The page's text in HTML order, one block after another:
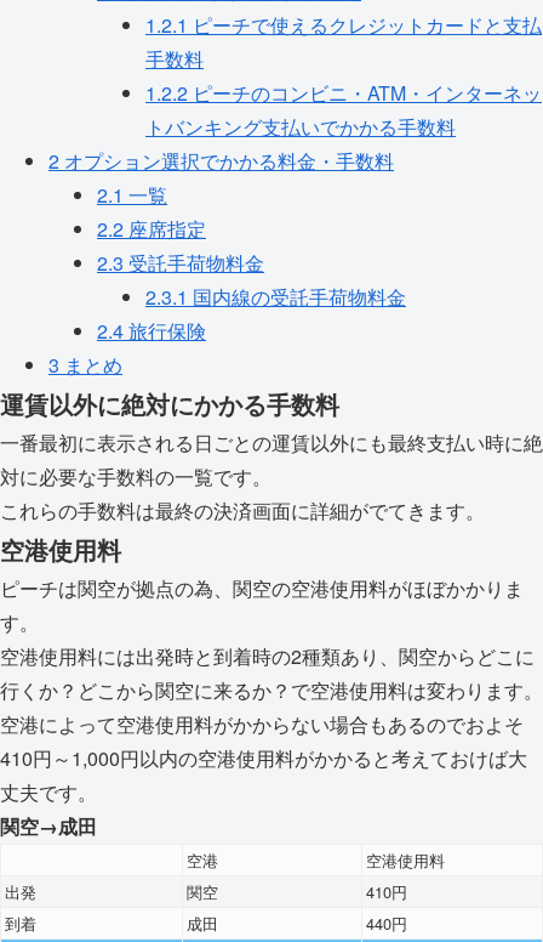
1.2.1 ピーチで使えるクレジットカードと支払
手数料
1.2.2 ピーチのコンビニ・ATM・インターネッ
トバンキング支払いでかかる手数料
2 オプション選択でかかる料金・手数料
2.1 一覧
2.2 座席指定
2.3 受託手荷物料金
2.3.1 国内線の受託手荷物料金
2.4旅行保険
3 まとめ
運賃以外に絶対にかかる手数料
一番最初に表示される日ごとの運賃以外にも最終支払い時に絶
対に必要な手数料の一覧です。
これらの手数料は最終の決済画面に詳細がでてきます。
空港使用料
ピーチは関空が拠点の為、関空の空港使用料がほぼかかりま
す。
空港使用料には出発時と到着時の2種類あり、関空からどこに
行くか？どこから関空に来るか？で空港使用料は変わります。
空港によって空港使用料がかからない場合もあるのでおよそ
410円～1,000円以内の空港使用料がかかると考えておけば大
丈夫です。
関空→成田
空港
空港使用料
出発
関空
410円
到着
成田
440円